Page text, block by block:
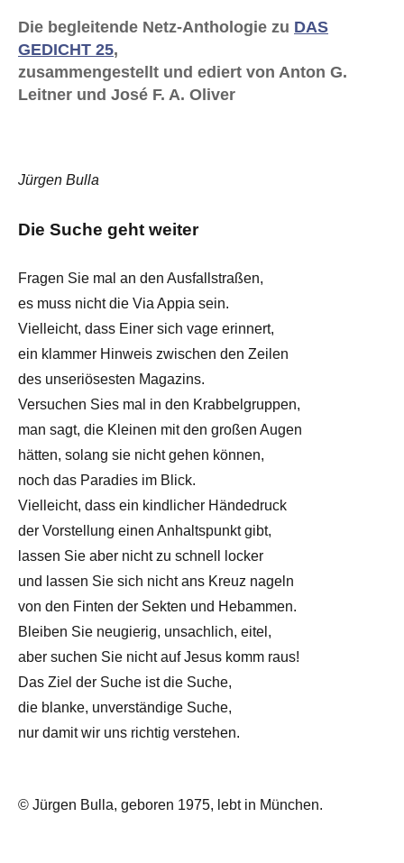
Die begleitende Netz-Anthologie zu DAS
GEDICHT 25,
zusammengestellt und ediert von Anton G.
Leitner und José F. A. Oliver
Jürgen Bulla
Die Suche geht weiter
Fragen Sie mal an den Ausfallstraßen,
es muss nicht die Via Appia sein.
Vielleicht, dass Einer sich vage erinnert,
ein klammer Hinweis zwischen den Zeilen
des unseriösesten Magazins.
Versuchen Sies mal in den Krabbelgruppen,
man sagt, die Kleinen mit den großen Augen
hätten, solang sie nicht gehen können,
noch das Paradies im Blick.
Vielleicht, dass ein kindlicher Händedruck
der Vorstellung einen Anhaltspunkt gibt,
lassen Sie aber nicht zu schnell locker
und lassen Sie sich nicht ans Kreuz nageln
von den Finten der Sekten und Hebammen.
Bleiben Sie neugierig, unsachlich, eitel,
aber suchen Sie nicht auf Jesus komm raus!
Das Ziel der Suche ist die Suche,
die blanke, unverständige Suche,
nur damit wir uns richtig verstehen.
© Jürgen Bulla, geboren 1975, lebt in München.